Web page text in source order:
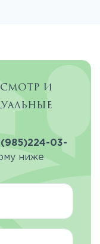
и
03-
ниже